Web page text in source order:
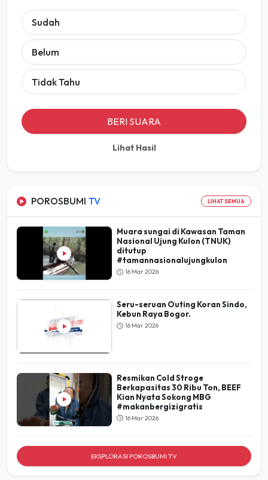
Sudah
Belum
Tidak Tahu
BERI SUARA
Lihat Hasil
POROSBUMI TV LIHAT SEMUA
Muara sungai di Kawasan Taman
Nasional Ujung Kulon (TNUK)
ditutup
#tamannasionalujungkulon
16 Mar 2026
Seru-seruan Outing Koran Sindo,
Kebun Raya Bogor.
16 Mar 2026
Resmikan Cold Stroge
Berkapasitas 30 Ribu Ton, BEEF
Kian Nyata Sokong MBG
#makanbergizigratis
16 Mar 2026
EKSPLORASI POROSBUMI TV